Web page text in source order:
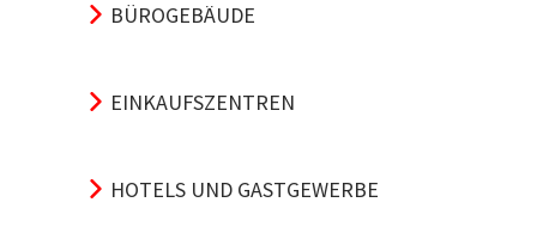
BÜROGEBÄUDE
EINKAUFSZENTREN
HOTELS UND GASTGEWERBE